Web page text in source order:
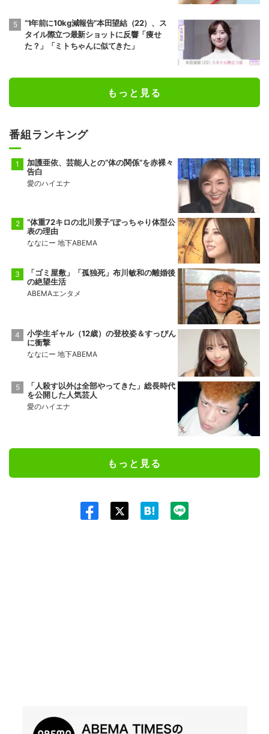
“1年前に10kg減報告”本田望結（22）、ス
タイル際立つ最新ショットに反響「痩せ
た？」「ミトちゃんに似てきた」
もっと見る
番組ランキング
加護亜依、芸能人との“体の関係”を赤裸々
告白
愛のハイエナ
“体重72キロの北川景子”ぽっちゃり体型公
表の理由
ななにー 地下ABEMA
「ゴミ屋敷」「孤独死」布川敏和の離婚後
の絶望生活
ABEMAエンタメ
小学生ギャル（12歳）の登校姿＆すっぴん
に衝撃
ななにー 地下ABEMA
「人殺す以外は全部やってきた」総長時代
を公開した人気芸人
愛のハイエナ
もっと見る